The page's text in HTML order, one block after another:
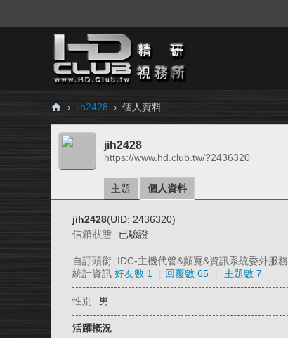
H
Cl
› jih2428 › 個人資料
jih2428
https://www.hd.club.tw/?2436320
主題 個人資料
jih2428(UID: 2436320)
信箱狀態
已驗證
自訂頭銜 IDC-主機代管&頻寬&資訊系統委外服務
統計資訊 好友數 1 回覆數 65 主題數 7
性別 男
活躍概況